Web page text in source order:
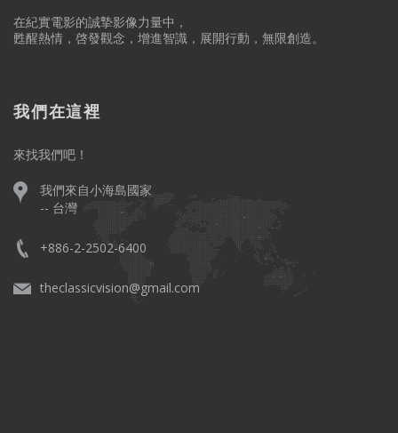
在紀實電影的誠摯影像力量中，
甦醒熱情，啓發觀念，增進智識，展開行動，無限創造。
我們在這裡
來找我們吧！
我們來自小海島國家
-- 台灣
+886-2-2502-6400
theclassicvision@gmail.com